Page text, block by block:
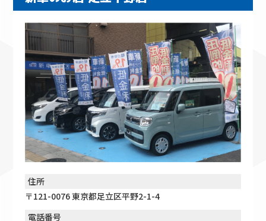
住所
〒121-0076 東京都足立区平野2-1-4
電話番号